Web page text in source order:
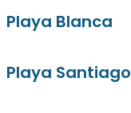
Playa Blanca
Playa Santiago